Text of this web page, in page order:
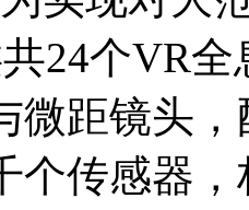
24个VR
微距镜头
个传感器